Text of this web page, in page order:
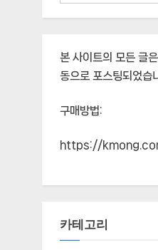
본 사이트의 모든 글은
동으로 포스팅되었습
구매방법:
https://
카테고리